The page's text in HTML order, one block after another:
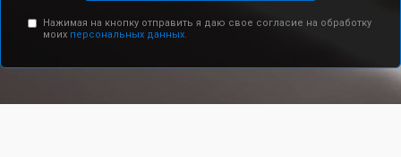
Нажимая на кнопку отправить я даю свое согласие на обработку
моих персональных данных.